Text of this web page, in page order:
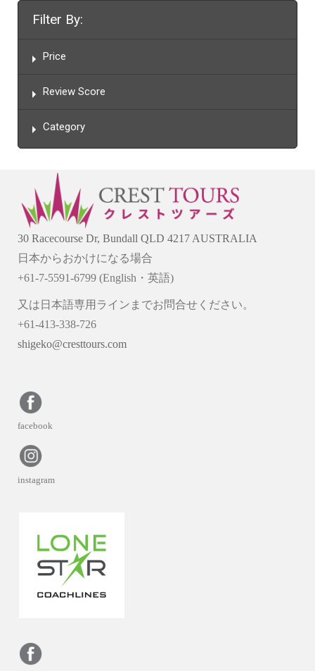
Filter By:
Price
Review Score
Category
30 Racecourse Dr, Bundall QLD 4217 AUSTRALIA
日本からおかけになる場合
+61-7-5591-6799 (English・英語)
又は日本語専用ラインまでお問合せください。
+61-413-338-726
shigeko@cresttours.com
facebook
instagram